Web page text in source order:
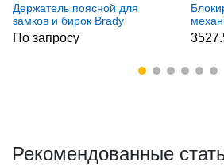
Держатель поясной для
замков и бирок Brady
стандартные блокирующие
замки: ka,ka, стандартные
По запросу
Brady
троса
1.5
Рекомендованные